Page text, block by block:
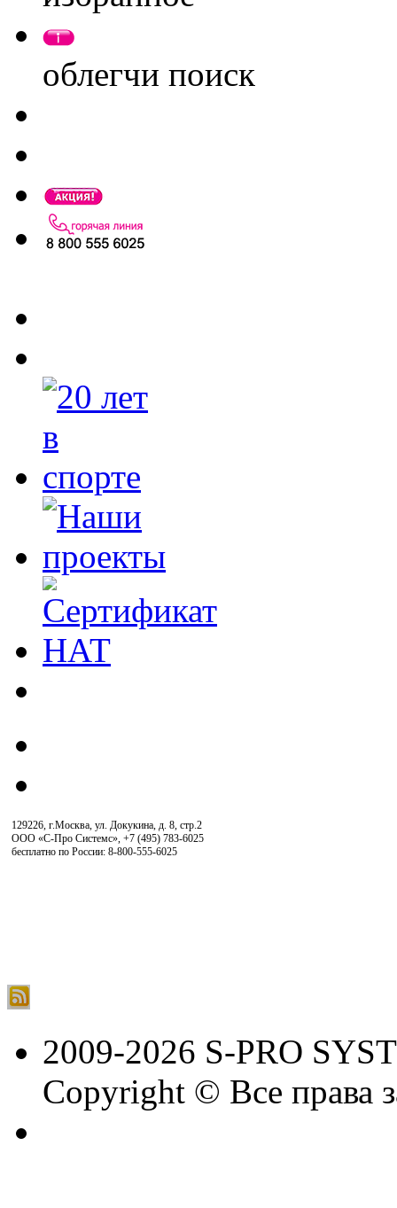
облегчи поиск
129226, г.Москва, ул. Докукина, д. 8, стр.2
ООО «С-Про Системс» +7 (495) 783-6025
бесплатно по России: 8-800-555-6025
2009-2026 S-PRO
Copyright © Все права